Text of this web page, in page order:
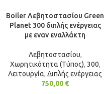
Boiler Λεβητοστασίου Green
Planet 300 διπλής ενέργειας
με εναν εναλλάκτη
Λεβητοστασίου,
Χωρητικότητα (Τύπος), 300,
Λειτουργία, Διπλής ενέργειας
750,00 €